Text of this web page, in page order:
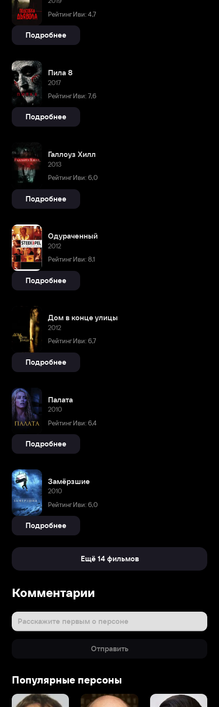
Рейтинг Иви: 4,7
Подробнее
Пила 8
2017
Рейтинг Иви: 7,6
Подробнее
Галлоуз Хилл
2013
Рейтинг Иви: 6,0
Подробнее
Одураченный
2012
Рейтинг Иви: 8,1
Подробнее
Дом в конце улицы
2012
Рейтинг Иви: 6,7
Подробнее
Палата
2010
Рейтинг Иви: 6,4
Подробнее
Замёрзшие
2010
Рейтинг Иви: 6,0
Подробнее
Ещё 14 фильмов
Комментарии
Расскажите первым о персоне
Отправить
Популярные персоны